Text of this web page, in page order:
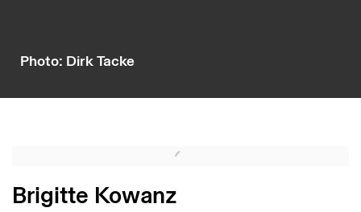
Photo: Dirk Tacke
Brigitte Kowanz